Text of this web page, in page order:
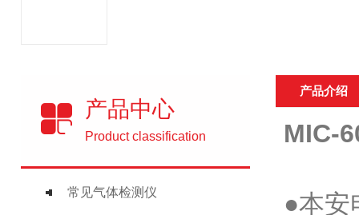
产品中心
Product classification
常见气体检测仪
产品介绍
MIC-
●本安